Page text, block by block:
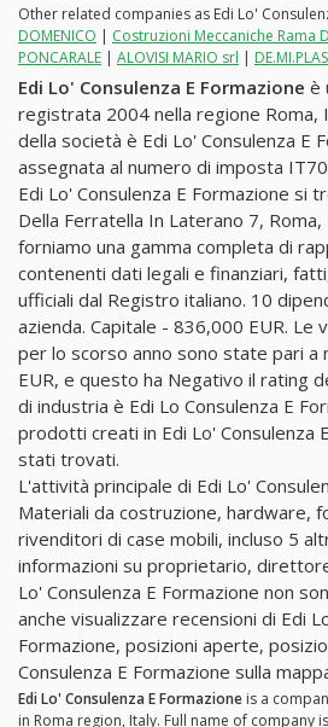
Other related companies as Edi Lo'
DOMENICO | Costruzioni Meccaniche Rama
PONCARALE | ALOVISI MARIO srl |
Edi Lo' Consulenza E Formazione è
registrata 2004 nella regione Roma,
della società è Edi Lo' Consulenza E
assegnata al numero di imposta
Edi Lo' Consulenza E Formazione si
Della Ferratella In Laterano 7,
forniamo una gamma completa di
contenenti dati legali e finanziari,
ufficiali dal Registro italiano. 10
azienda. Capitale - 836,000 EUR. Le
per lo scorso anno sono state pari a
EUR, e questo ha Negativo il rating
di industria è Edi Lo Consulenza E
prodotti creati in Edi Lo' Consulenza
stati trovati.
L'attività principale di Edi Lo'
Materiali da costruzione, hardware,
rivenditori di case mobili, incluso 5
informazioni su proprietario,
Lo' Consulenza E Formazione non
anche visualizzare recensioni di Edi
Formazione, posizioni aperte,
Consulenza E Formazione sulla
Edi Lo' Consulenza E Formazione is a
in Roma region, Italy. Full name of company